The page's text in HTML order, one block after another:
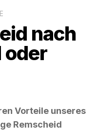
nach
oder
Vorteile unseres
Remscheid